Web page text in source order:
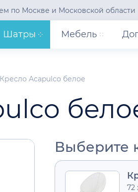
по Москве и Московской области
Шатры Мебель
Кресло Acapulco белое
Выберите
72